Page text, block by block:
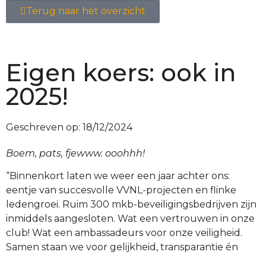
Terug naar het overzicht
Eigen koers: ook in
2025!
Geschreven op: 18/12/2024
Boem, pats, fjewww. ooohhh!
“Binnenkort laten we weer een jaar achter ons:
eentje van succesvolle VVNL-projecten en flinke
ledengroei. Ruim 300 mkb-beveiligingsbedrijven zijn
inmiddels aangesloten. Wat een vertrouwen in onze
club! Wat een ambassadeurs voor onze veiligheid.
Samen staan we voor gelijkheid, transparantie én